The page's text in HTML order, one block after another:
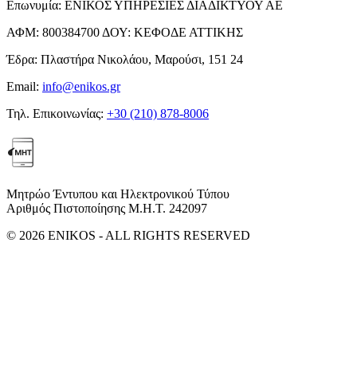
Επωνυμία: ΕΝΙΚΟΣ ΥΠΗΡΕΣΙΕΣ ΔΙΑΔΙΚΤΥΟΥ ΑΕ
ΑΦΜ: 800384700 ΔΟΥ: ΚΕΦΟΔΕ ΑΤΤΙΚΗΣ
Έδρα: Πλαστήρα Νικολάου, Μαρούσι, 151 24
Email: info@enikos.gr
Τηλ. Επικοινωνίας: +30 (210) 878-8006
Μητρώο Έντυπου και Ηλεκτρονικού Τύπου
Αριθμός Πιστοποίησης Μ.Η.Τ. 242097
© 2026 ENIKOS - ALL RIGHTS RESERVED